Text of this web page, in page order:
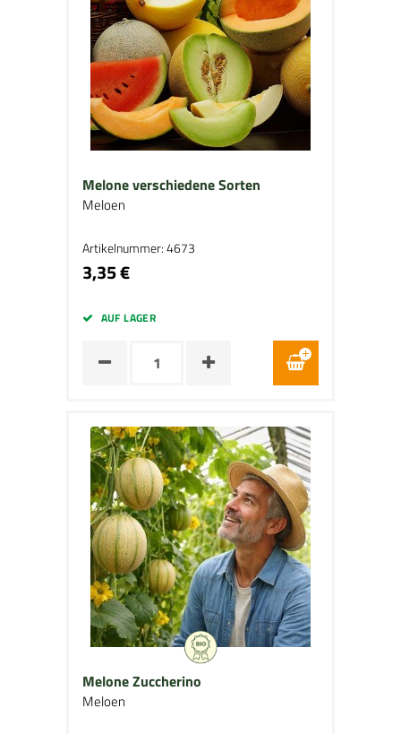
Melone verschiedene Sorten
Meloen
Artikelnummer: 4673
3,35 €
AUF LAGER
Melone Zuccherino
Meloen